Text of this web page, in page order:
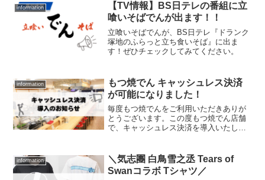
information
【TV情報】BS日テレの番組に立
喰いそばでんが出ます！！
立喰いそばでんが、BS日テレ『ドランク
塚地のふらっと立ち食いそば』に出ま
す！ぜひチェックしてみてください。
information
もつ焼でん キャッシュレス決済
が可能になりました！
毎度もつ焼でんをご利用いただきありが
とうございます。この度もつ焼でん店舗
で、キャッシュレス決済を導入いたしま
店・西小山店・蒲田店・戸越銀座店・佐
渡金井店です。対応の決済...
information
＼気志團 白鳥雪之丞 Tears of
Swanコラボ Tシャツ／